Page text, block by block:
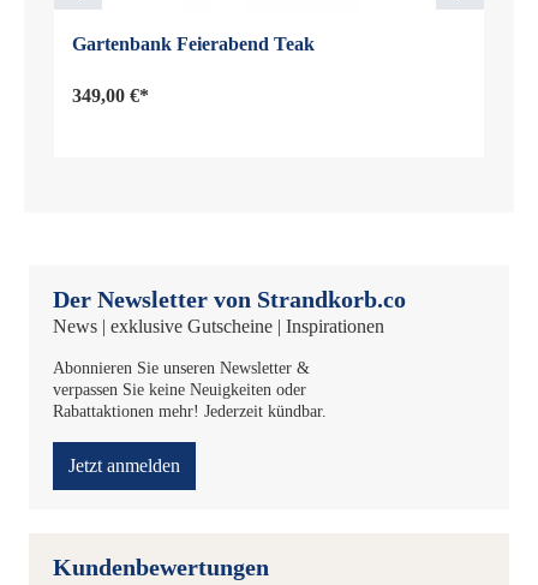
Gartenbank Feierabend Teak
349,00 €*
Der Newsletter von Strandkorb.co
News | exklusive Gutscheine | Inspirationen
Abonnieren Sie unseren Newsletter &
verpassen Sie keine Neuigkeiten oder
Rabattaktionen mehr! Jederzeit kündbar.
Jetzt anmelden
Kundenbewertungen